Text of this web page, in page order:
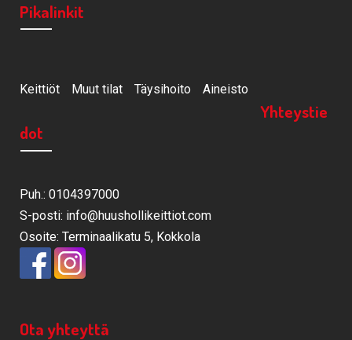
Pikalinkit
Keittiöt Muut tilat Täysihoito Aineisto
Yhteystie
dot
Puh.: 0104397000
S-posti: info@huushollikeittiot.com
Osoite: Terminaalikatu 5, Kokkola
Ota yhteyttä